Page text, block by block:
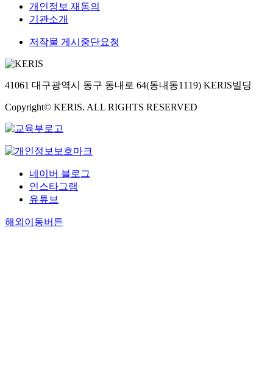
개인정보 재동의
기관소개
저작물 게시중단요청
41061 대구광역시 동구 동내로 64(동내동1119) KERIS빌딩
Copyright© KERIS. ALL RIGHTS RESERVED
네이버 블로그
인스타그램
유튜브
해외이동버튼